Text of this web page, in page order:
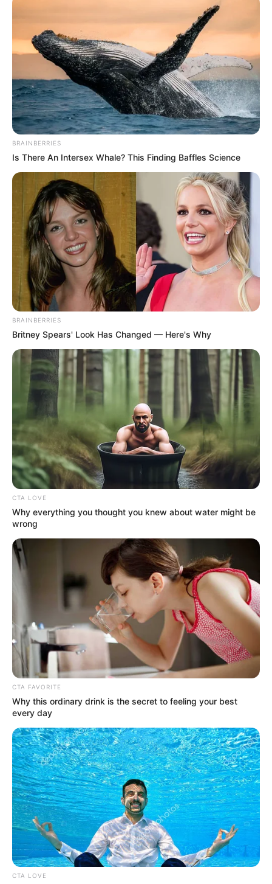
BRAINBERRIES
Is There An Intersex Whale? This Finding Baffles Science
BRAINBERRIES
Britney Spears' Look Has Changed — Here's Why
CTA LOVE
Why everything you thought you knew about water might be
wrong
CTA FAVORITE
Why this ordinary drink is the secret to feeling your best
every day
CTA LOVE